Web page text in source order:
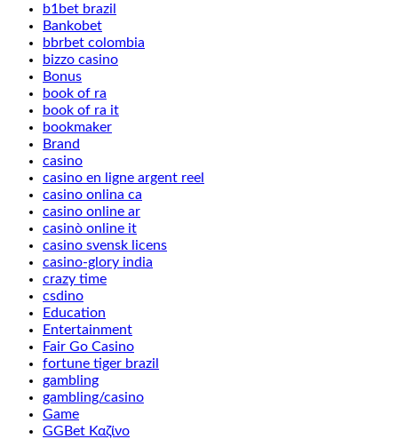
b1bet brazil
Bankobet
bbrbet colombia
bizzo casino
Bonus
book of ra
book of ra it
bookmaker
Brand
casino
casino en ligne argent reel
casino onlina ca
casino online ar
casinò online it
casino svensk licens
casino-glory india
crazy time
csdino
Education
Entertainment
Fair Go Casino
fortune tiger brazil
gambling
gambling/casino
Game
GGBet Καζίνο